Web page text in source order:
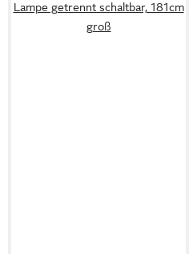
Lampe getrennt schaltbar, 181cm
groß